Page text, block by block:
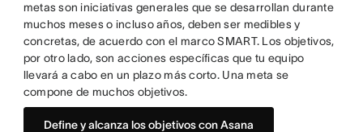
metas son iniciativas generales que se desarrollan durante
muchos meses o incluso años, deben ser medibles y
concretas, de acuerdo con el marco SMART. Los objetivos,
por otro lado, son acciones específicas que tu equipo
llevará a cabo en un plazo más corto. Una meta se
compone de muchos objetivos.
Define y alcanza los objetivos con Asana